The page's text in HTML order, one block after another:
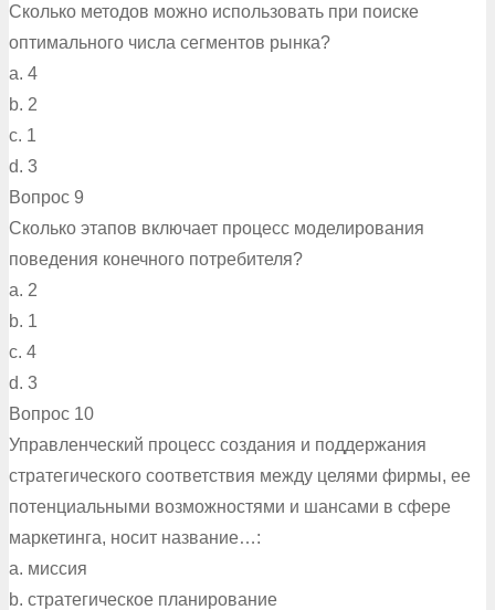
Сколько методов можно использовать при поиске
оптимального числа сегментов рынка?
a. 4
b. 2
c. 1
d. 3
Вопрос 9
Сколько этапов включает процесс моделирования
поведения конечного потребителя?
a. 2
b. 1
c. 4
d. 3
Вопрос 10
Управленческий процесс создания и поддержания
стратегического соответствия между целями фирмы, ее
потенциальными возможностями и шансами в сфере
маркетинга, носит название…:
a. миссия
b. стратегическое планирование